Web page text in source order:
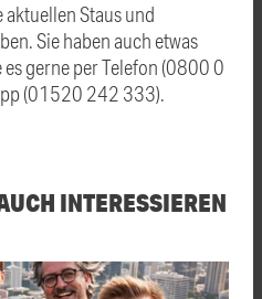
Staus und
Sie haben auch etwas
es gerne per Telefon (0800 0
(01520 242 333).
INTERESSIEREN